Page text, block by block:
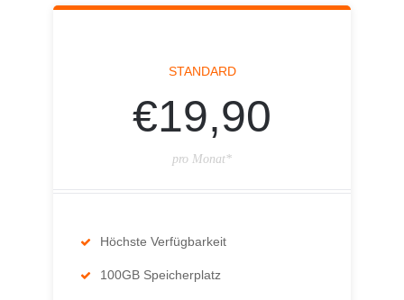
STANDARD
€19,90
pro Monat*
Höchste Verfügbarkeit
100GB Speicherplatz